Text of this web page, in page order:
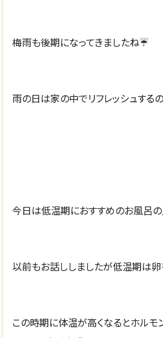
梅雨も後期になってきましたね☔️
雨の日は家の中でリフレッシュする
今日は低温期におすすめのお風呂
以前もお話ししましたが低温期は卵
この時期に体温が高くなるとホルモ